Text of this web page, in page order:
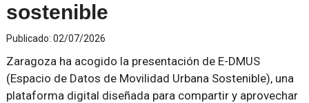
sostenible
Publicado: 02/07/2026
Zaragoza ha acogido la presentación de E-DMUS
(Espacio de Datos de Movilidad Urbana Sostenible), una
plataforma digital diseñada para compartir y aprovechar